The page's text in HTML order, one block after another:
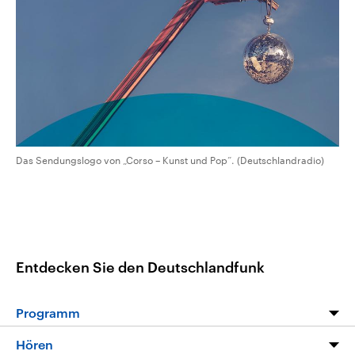
Wahlprogramme, aktuelle Berichte
und Hintergründe zu den Parteien
und Kandidaten der anstehenden
aktuelle Weltgeschehen.
Programm Podcasts
Das Sendungslogo von „Corso – Kunst und Pop“. (Deutschlandradio)
Entdecken Sie den Deutschlandfunk
Programm
Programm
Hören